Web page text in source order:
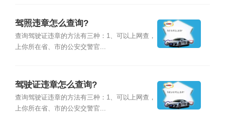
驾照违章怎么查询?
查询驾驶证违章的方法有三种：1、可以上网查，
上你所在省、市的公安交警官...
驾驶证违章怎么查询?
查询驾驶证违章的方法有三种：1、可以上网查，
上你所在省、市的公安交警官...